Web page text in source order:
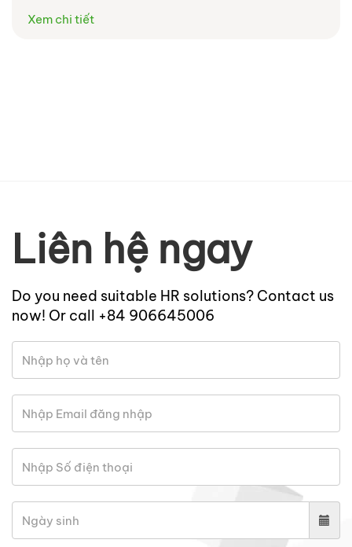
Xem chi tiết
Liên hệ ngay
Do you need suitable HR solutions? Contact us
now! Or call +84 906645006